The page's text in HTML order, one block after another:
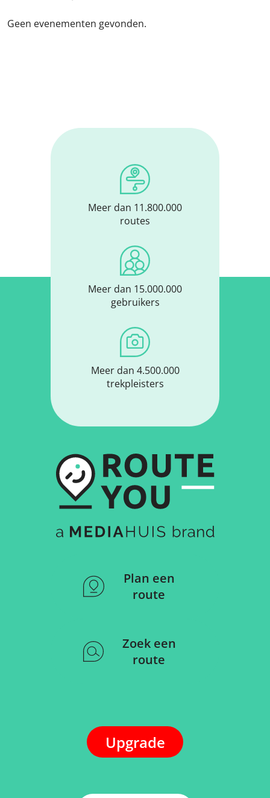
Geen evenementen gevonden.
Meer dan 11.800.000
routes
Meer dan 15.000.000
gebruikers
Meer dan 4.500.000
trekpleisters
Plan een
route
Zoek een
route
Upgrade